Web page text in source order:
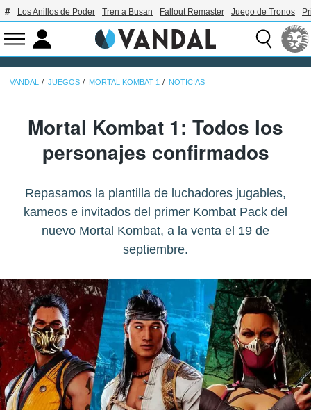
Los Anillos de Poder Tren a Busan Fallout Remaster Juego de Tronos
VANDAL JUEGOS MORTAL KOMBAT 1 NOTICIAS
Mortal Kombat 1: Todos los
personajes confirmados
Repasamos la plantilla de luchadores jugables,
kameos e invitados del primer Kombat Pack del
nuevo Mortal Kombat, a la venta el 19 de
septiembre.